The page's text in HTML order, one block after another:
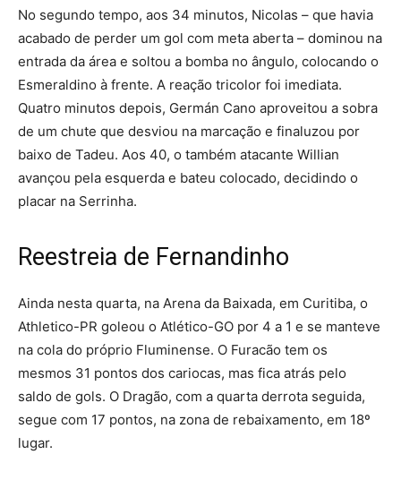
No segundo tempo, aos 34 minutos, Nicolas – que havia
acabado de perder um gol com meta aberta – dominou na
entrada da área e soltou a bomba no ângulo, colocando o
Esmeraldino à frente. A reação tricolor foi imediata.
Quatro minutos depois, Germán Cano aproveitou a sobra
de um chute que desviou na marcação e finaluzou por
baixo de Tadeu. Aos 40, o também atacante Willian
avançou pela esquerda e bateu colocado, decidindo o
placar na Serrinha.
Reestreia de Fernandinho
Ainda nesta quarta, na Arena da Baixada, em Curitiba, o
Athletico-PR goleou o Atlético-GO por 4 a 1 e se manteve
na cola do próprio Fluminense. O Furacão tem os
mesmos 31 pontos dos cariocas, mas fica atrás pelo
saldo de gols. O Dragão, com a quarta derrota seguida,
segue com 17 pontos, na zona de rebaixamento, em 18º
lugar.